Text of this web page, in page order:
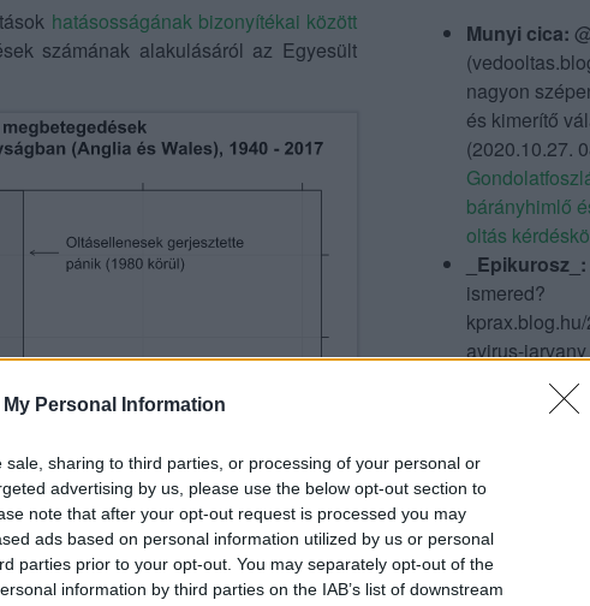
Personal Information
sale, sharing to third parties, or processing of your personal or
advertising by us, please use the below opt-out section to
note that after your opt-out request is processed you may
ads based on personal information utilized by us or personal
parties prior to your opt-out. You may separately opt-out of the
information by third parties on the IAB’s list of downstream
Munyi cica:
nagyon
és kimerítő
(2020.10.27.
bárányhimlő
oltás
_Epikurosz_:
ismered?
avirus-
Amit én k...
Bexsero: jó
paradoxon:
08:32
20
kérdésre
hatásosságának bizonyítékai között
számának alakulásáról az Egyesült